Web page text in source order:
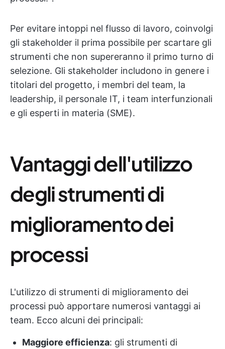
Per evitare intoppi nel flusso di lavoro, coinvolgi
gli stakeholder il prima possibile per scartare gli
strumenti che non supereranno il primo turno di
selezione. Gli stakeholder includono in genere i
titolari del progetto, i membri del team, la
leadership, il personale IT, i team interfunzionali
e gli esperti in materia (SME).
Vantaggi dell'utilizzo
degli strumenti di
miglioramento dei
processi
L'utilizzo di strumenti di miglioramento dei
processi può apportare numerosi vantaggi ai
team. Ecco alcuni dei principali:
Maggiore efficienza: gli strumenti di